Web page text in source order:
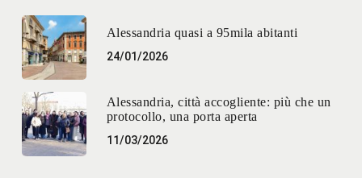
Alessandria quasi a 95mila abitanti
24/01/2026
Alessandria, città accogliente: più che un
protocollo, una porta aperta
11/03/2026